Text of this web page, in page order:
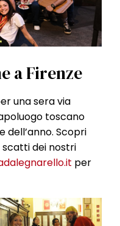
a Firenze
una sera via
toscano
dell’anno. Scopri
dei nostri
per